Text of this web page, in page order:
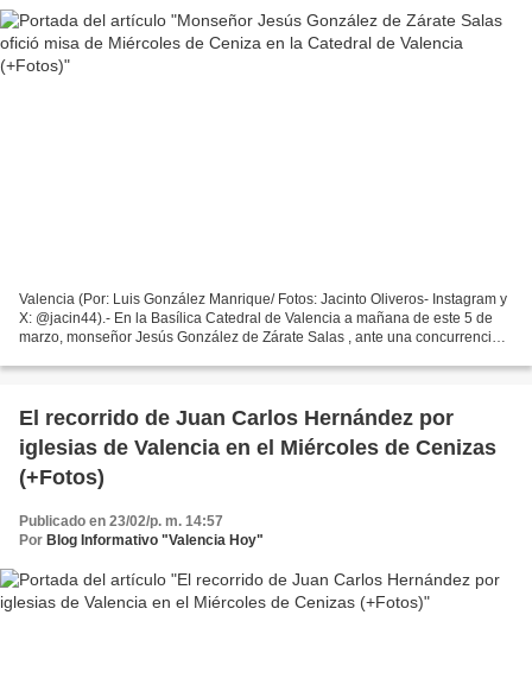
Valencia (Por: Luis González Manrique/ Fotos: Jacinto Oliveros- Instagram y
X: @jacin44).- En la Basílica Catedral de Valencia a mañana de este 5 de
marzo, monseñor Jesús González de Zárate Salas , ante una concurrencia
El recorrido de Juan Carlos Hernández por
iglesias de Valencia en el Miércoles de Cenizas
(+Fotos)
Publicado en 23/02/p. m. 14:57
Por Blog Informativo "Valencia Hoy"